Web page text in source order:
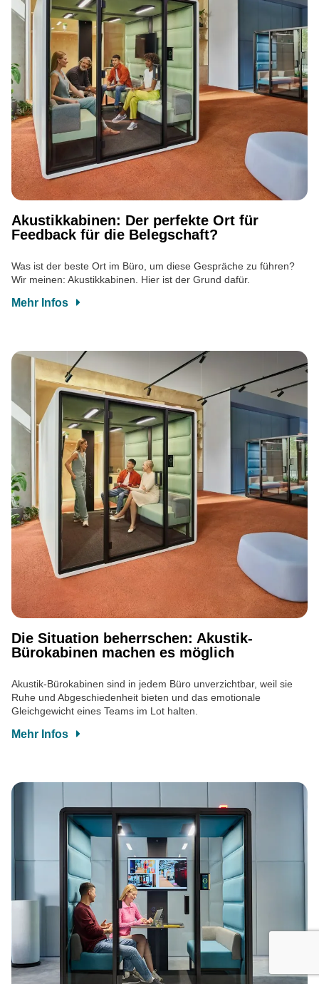
Akustikkabinen: Der perfekte Ort für
Feedback für die Belegschaft?
Was ist der beste Ort im Büro, um diese Gespräche zu führen?
Wir meinen: Akustikkabinen. Hier ist der Grund dafür.
Mehr Infos
Die Situation beherrschen: Akustik-
Bürokabinen machen es möglich
Akustik-Bürokabinen sind in jedem Büro unverzichtbar, weil sie
Ruhe und Abgeschiedenheit bieten und das emotionale
Gleichgewicht eines Teams im Lot halten.
Mehr Infos